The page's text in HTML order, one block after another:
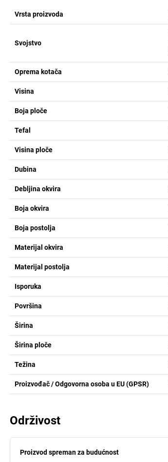
Vrsta proizvoda
Svojstvo
Oprema kotača
Visina
Boja ploče
Tefal
Visina ploče
Dubina
Debljina okvira
Boja okvira
Boja postolja
Materijal okvira
Materijal postolja
Isporuka
Površina
Širina
Širina ploče
Težina
Proizvođač / Odgovorna osoba u EU (GPSR)
Održivost
Proizvod spreman za budućnost